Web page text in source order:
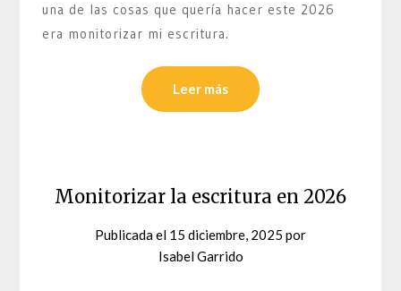
una de las cosas que quería hacer este 2026
era monitorizar mi escritura.
Leer más
Monitorizar la escritura en 2026
Publicada el 15 diciembre, 2025 por
Isabel Garrido